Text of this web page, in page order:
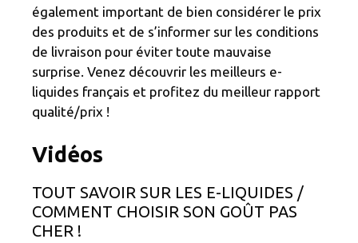
également important de bien considérer le prix
des produits et de s’informer sur les conditions
de livraison pour éviter toute mauvaise
surprise. Venez découvrir les meilleurs e-
liquides français et profitez du meilleur rapport
qualité/prix !
Vidéos
TOUT SAVOIR SUR LES E-LIQUIDES /
COMMENT CHOISIR SON GOÛT PAS
CHER !